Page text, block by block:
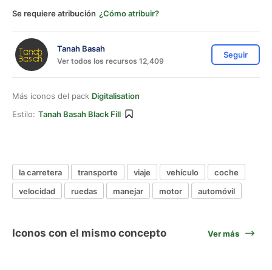
Se requiere atribución ¿Cómo atribuir?
Tanah Basah
Ver todos los recursos 12,409
Seguir
Más iconos del pack Digitalisation
Estilo: Tanah Basah Black Fill
la carretera transporte viaje vehículo
coche
velocidad
ruedas manejar motor automóvil
Iconos con el mismo concepto Ver más